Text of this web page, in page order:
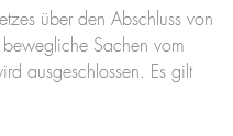
über den Abschluss von
bewegliche Sachen vom
ausgeschlossen. Es gilt